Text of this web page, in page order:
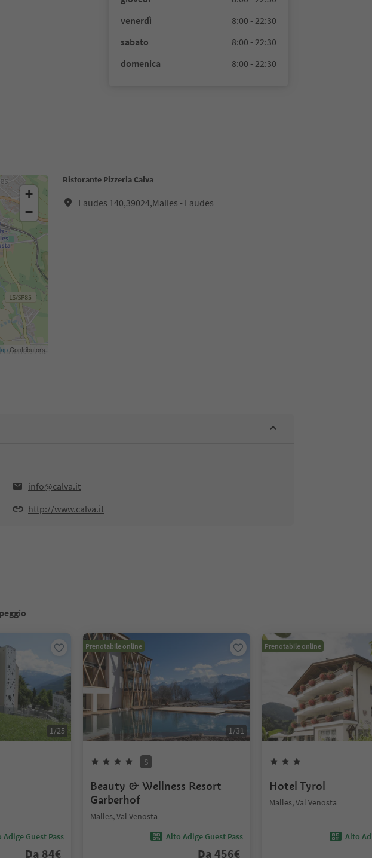
venerdì
8:00 - 22:30
sabato
8:00 - 22:30
domenica
8:00 - 22:30
Ristorante Pizzeria Calva
Laudes 140,39024,Malles - Laudes
+
−
Contributors
info@calva.it
http://www.calva.it
1/25
Adige Guest Pass
Da 84€
Prenotabile online
1/31
S
Beauty & Wellness Resort
Garberhof
Malles, Val Venosta
Alto Adige Guest Pass
Da 456€
Prenotabile online
Hotel Tyrol
Malles, Val Venosta
Alto